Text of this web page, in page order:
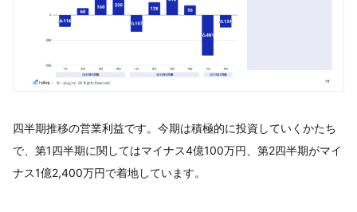
四半期推移の営業利益です。今期は積極的に投資していくかたち
で、第1四半期に関してはマイナス4億100万円、第2四半期がマイ
ナス1億2,400万円で着地しています。